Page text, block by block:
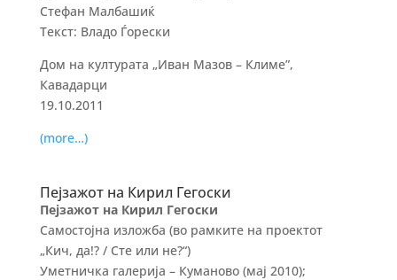
Стефан Малбашиќ
Текст: Владо Ѓорески
Дом на културата „Иван Мазов – Климе”,
Кавадарци
19.10.2011
(more…)
Пејзажот на Кирил Гегоски
Пејзажот на Кирил Гегоски
Самостојна изложба (во рамките на проектот
„Кич, да!? / Сте или не?“)
Уметничка галерија – Куманово (мај 2010);